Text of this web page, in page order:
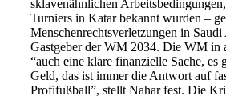
sklavenähnlichen
Turniers in Katar bekannt wurden –
Menschenrechtsverletzungen in
Gastgeber der WM 2034. Die WM in
“auch eine klare finanzielle Sache, es
Geld, das ist immer die Antwort auf
Profifußball”, stellt Nahar fest. Die